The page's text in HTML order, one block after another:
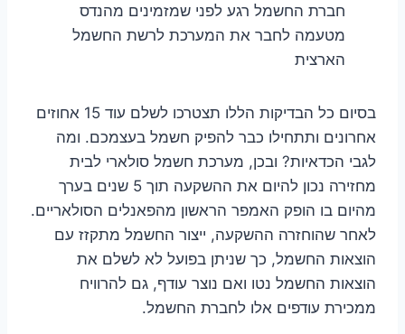
חברת החשמל רגע לפני שמזמינים מהנדס
מטעמה לחבר את המערכת לרשת החשמל
הארצית
בסיום כל הבדיקות הללו תצטרכו לשלם עוד 15 אחוזים
אחרונים ותתחילו כבר להפיק חשמל בעצמכם. ומה
לגבי הכדאיות? ובכן, מערכת חשמל סולארי לבית
מחזירה נכון להיום את ההשקעה תוך 5 שנים בערך
מהיום בו הופק האמפר הראשון מהפאנלים הסולאריים.
לאחר שהוחזרה ההשקעה, ייצור החשמל מתקזז עם
הוצאות החשמל, כך שניתן בפועל לא לשלם את
הוצאות החשמל נטו ואם נוצר עודף, גם להרוויח
ממכירת עודפים אלו לחברת החשמל.